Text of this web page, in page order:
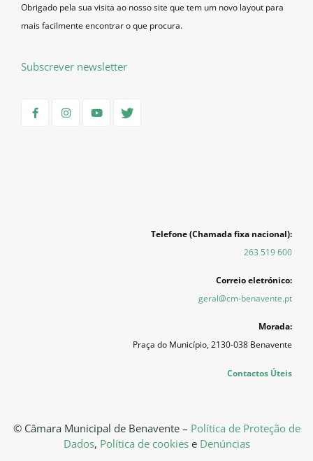
Obrigado pela sua visita ao nosso site que tem um novo layout para
mais facilmente encontrar o que procura.
Subscrever newsletter
Telefone (Chamada fixa nacional):
263 519 600
Correio eletrónico:
geral@cm-benavente.pt
Morada:
Praça do Município, 2130-038 Benavente
Contactos Úteis
© Câmara Municipal de Benavente – Política de Proteção de
Dados, Política de cookiese Denúncias